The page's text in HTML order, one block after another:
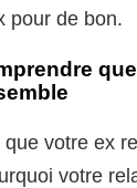
pour de bon.
votre ex
votre